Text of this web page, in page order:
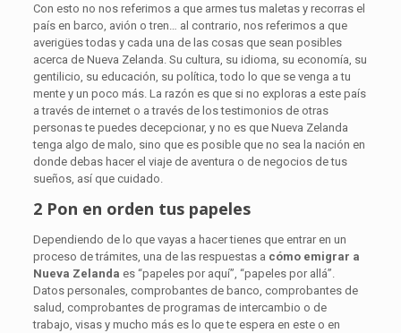
Con esto no nos referimos a que armes tus maletas y recorras el
país en barco, avión o tren… al contrario, nos referimos a que
averigües todas y cada una de las cosas que sean posibles
acerca de Nueva Zelanda. Su cultura, su idioma, su economía, su
gentilicio, su educación, su política, todo lo que se venga a tu
mente y un poco más. La razón es que si no exploras a este país
a través de internet o a través de los testimonios de otras
personas te puedes decepcionar, y no es que Nueva Zelanda
tenga algo de malo, sino que es posible que no sea la nación en
donde debas hacer el viaje de aventura o de negocios de tus
sueños, así que cuidado.
2 Pon en orden tus papeles
Dependiendo de lo que vayas a hacer tienes que entrar en un
proceso de trámites, una de las respuestas a cómo emigrar a
Nueva Zelanda es “papeles por aquí”, “papeles por allá”.
Datos personales, comprobantes de banco, comprobantes de
salud, comprobantes de programas de intercambio o de
trabajo, visas y mucho más es lo que te espera en este o en